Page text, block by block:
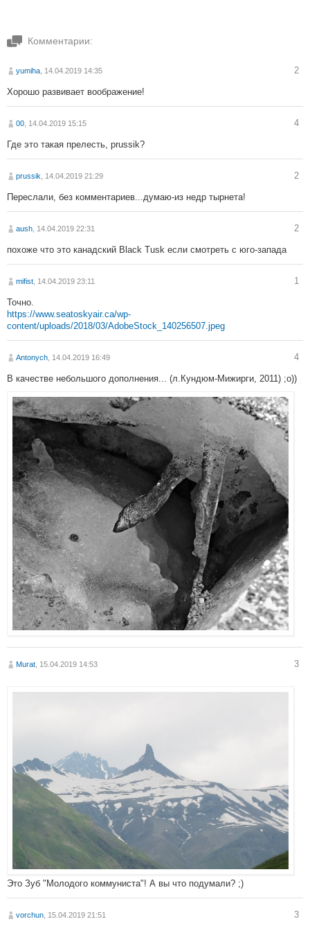
Комментарии:
yumiha , 14.04.2019 14:35 2
Хорошо развивает воображение!
00 , 14.04.2019 15:15 4
Где это такая прелесть, prussik?
prussik , 14.04.2019 21:29 2
Переслали, без комментариев...думаю-из недр тырнета!
aush , 14.04.2019 22:31 2
похоже что это канадский Black Tusk если смотреть с юго-запада
mifist , 14.04.2019 23:11 1
Точно.
https://www.seatoskyair.ca/wp-
content/uploads/2018/03/AdobeStock_140256507.jpeg
Antonych , 14.04.2019 16:49 4
В качестве небольшого дополнения... (л.Кундюм-Мижирги, 2011) ;о))
Murat , 15.04.2019 14:53 3
Это Зуб "Молодого коммуниста"! А вы что подумали? ;)
vorchun , 15.04.2019 21:51 3